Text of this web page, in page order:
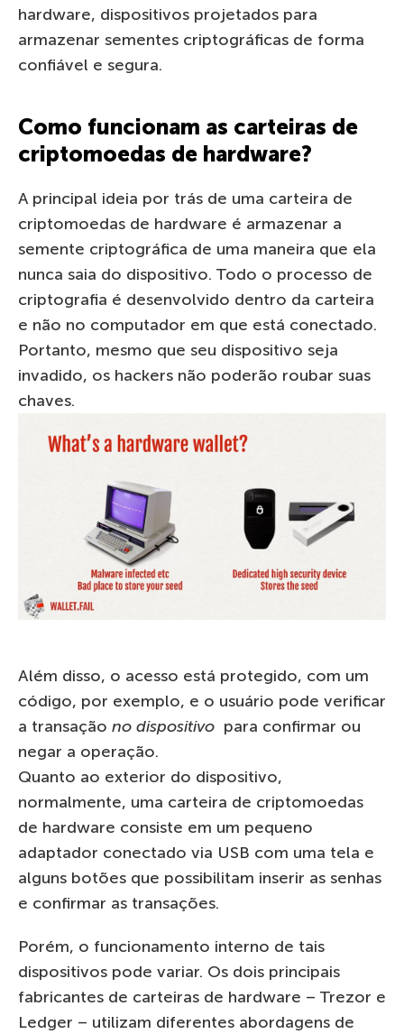
hardware, dispositivos projetados para
armazenar sementes criptográficas de forma
confiável e segura.
Como funcionam as carteiras de
criptomoedas de hardware?
A principal ideia por trás de uma carteira de
criptomoedas de hardware é armazenar a
semente criptográfica de uma maneira que ela
nunca saia do dispositivo. Todo o processo de
criptografia é desenvolvido dentro da carteira
e não no computador em que está conectado.
Portanto, mesmo que seu dispositivo seja
invadido, os hackers não poderão roubar suas
chaves.
Além disso, o acesso está protegido, com um
código, por exemplo, e o usuário pode verificar
a transação no dispositivo para confirmar ou
negar a operação.
Quanto ao exterior do dispositivo,
normalmente, uma carteira de criptomoedas
de hardware consiste em um pequeno
adaptador conectado via USB com uma tela e
alguns botões que possibilitam inserir as senhas
e confirmar as transações.
Porém, o funcionamento interno de tais
dispositivos pode variar. Os dois principais
fabricantes de carteiras de hardware – Trezor e
Ledger – utilizam diferentes abordagens de